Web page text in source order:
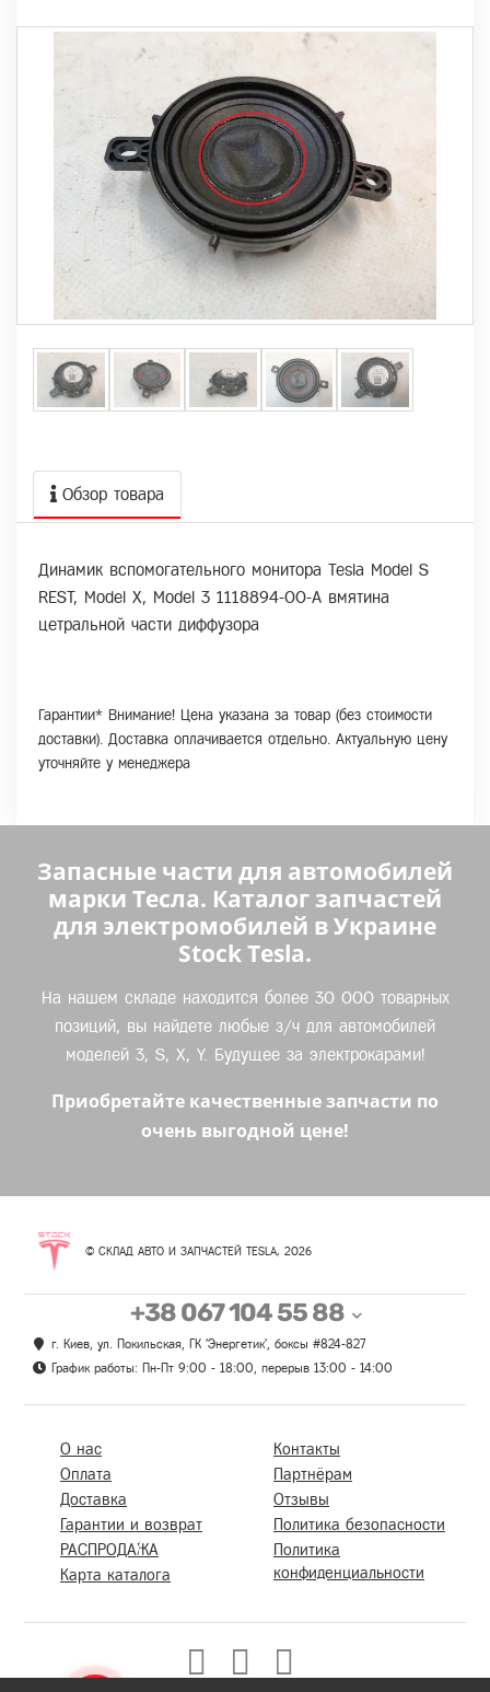
Обзор товара
Динамик вспомогательного монитора Tesla Model S
REST, Model Х, Model 3 1118894-00-A вмятина
цетральной части диффузора
Гарантии* Внимание! Цена указана за товар (без стоимости
доставки). Доставка оплачивается отдельно. Актуальную цену
уточняйте у менеджера
Запасные части для автомобилей
марки Тесла. Каталог запчастей
для электромобилей в Украине
Stock Tesla.
На нашем складе находится более 30 000 товарных
позиций, вы найдете любые з/ч для автомобилей
моделей 3, S, X, Y. Будущее за электрокарами!
Приобретайте качественные запчасти по
очень выгодной цене!
© СКЛАД АВТО И ЗАПЧАСТЕЙ TESLA, 2026
+38 067 104 55 88
г. Киев, ул. Покильская, ГК 'Энергетик', боксы #824-827
График работы: Пн-Пт 9:00 - 18:00, перерыв 13:00 - 14:00
О нас
Оплата
Доставка
Гарантии и возврат
РАСПРОДАЖА
Карта каталога
Контакты
Партнёрам
Отзывы
Политика безопасности
Политика
конфиденциальности